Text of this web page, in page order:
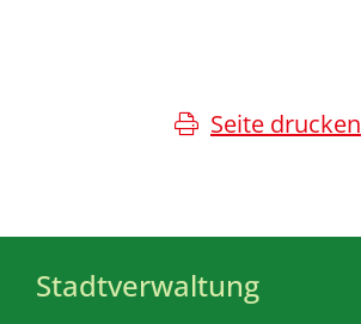
Seite drucken
Stadtverwaltung